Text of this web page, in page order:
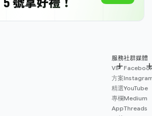
服務
VIP
方案
精選
專欄
App
社群媒體
YouTube
Medium
Threads